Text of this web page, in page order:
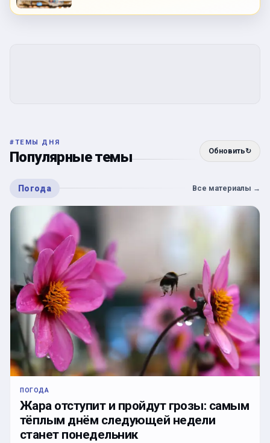
#ТЕМЫ ДНЯ
Популярные темы Обновить↻
Погода Все материалы →
ПОГОДА
Жара отступит и пройдут грозы: самым
тёплым днём следующей недели
станет понедельник